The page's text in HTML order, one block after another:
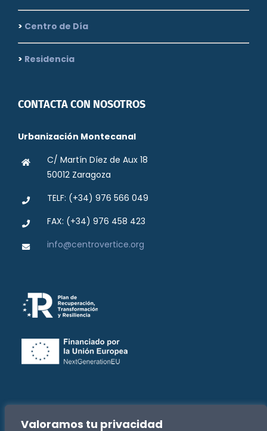
Valoramos tu privacidad
> Centro de Día
> Residencia
CONTACTA CON NOSOTROS
Urbanización Montecanal
C/ Martín Díez de Aux 18
50012 Zaragoza
TELF: (+34) 976 566 049
FAX: (+34) 976 458 423
info@centrovertice.org